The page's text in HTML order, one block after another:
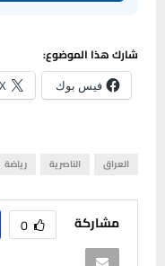
شارك هذا الموضوع:
فيس بوك X
العراق الناصرية رياضة
مشاركة 0